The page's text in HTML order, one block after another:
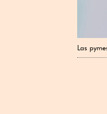
Las